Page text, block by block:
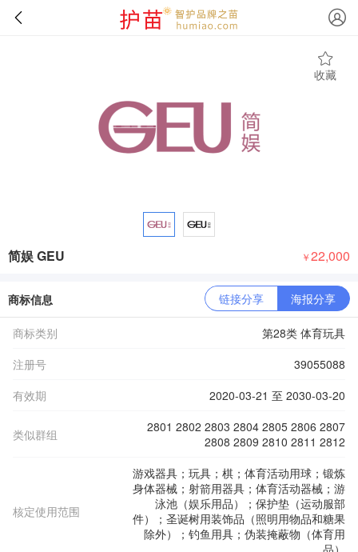
收藏
简娱 GEU ￥22,000
商标信息 链接分享 海报分享
商标类别
第28类 体育玩具
注册号
39055088
有效期
2020-03-21 至 2030-03-20
类似群组
2801 2802 2803 2804 2805 2806 2807
2808 2809 2810 2811 2812
核定使用范围
游戏器具；玩具；棋；体育活动用球；锻炼
身体器械；射箭用器具；体育活动器械；游
泳池（娱乐用品）；保护垫（运动服部
件）；圣诞树用装饰品（照明用物品和糖果
除外）；钓鱼用具；伪装掩蔽物（体育用
品）